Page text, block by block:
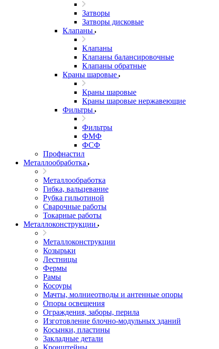
Затворы
Затворы дисковые
Клапаны
Клапаны
Клапаны балансировочные
Клапаны обратные
Краны шаровые
Краны шаровые
Краны шаровые нержавеющие
Фильтры
Фильтры
ФМФ
ФСФ
Профнастил
Металлообработка
Металлообработка
Гибка, вальцевание
Рубка гильотиной
Сварочные работы
Токарные работы
Металлоконструкции
Металлоконструкции
Козырьки
Лестницы
Фермы
Рамы
Косоуры
Мачты, молниеотводы и антенные опоры
Опоры освещения
Ограждения, заборы, перила
Изготовление блочно-модульных зданий
Косынки, пластины
Закладные детали
Кронштейны